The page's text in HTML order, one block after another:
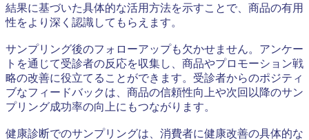
結果に基づいた具体的な活用方法を示すことで、商品の有用
性をより深く認識してもらえます。
サンプリング後のフォローアップも欠かせません。アンケー
トを通じて受診者の反応を収集し、商品やプロモーション戦
略の改善に役立てることができます。受診者からのポジティ
ブなフィードバックは、商品の信頼性向上や次回以降のサン
プリング成功率の向上にもつながります。
健康診断でのサンプリングは、消費者に健康改善の具体的な